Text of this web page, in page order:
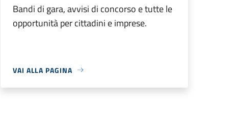
Bandi di gara, avvisi di concorso e tutte le
opportunità per cittadini e imprese.
VAI ALLA PAGINA